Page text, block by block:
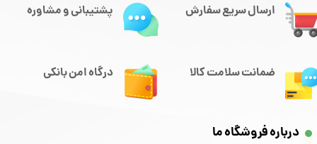
ارسال سریع سفارش
درگاه امن بانکی
پشتیبانی و مشاوره
ضمانت سلامت کالا
درباره فروشگاه ما